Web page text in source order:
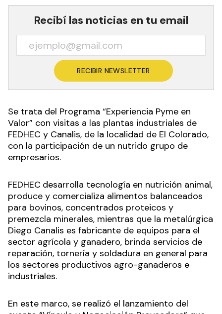
Recibí las noticias en tu email
RECIBIR NEWSLETTER
Se trata del Programa “Experiencia Pyme en
Valor” con visitas a las plantas industriales de
FEDHEC y Canalis, de la localidad de El Colorado,
con la participación de un nutrido grupo de
empresarios.
FEDHEC desarrolla tecnología en nutrición animal,
produce y comercializa alimentos balanceados
para bovinos, concentrados proteicos y
premezcla minerales, mientras que la metalúrgica
Diego Canalis es fabricante de equipos para el
sector agrícola y ganadero, brinda servicios de
reparación, tornería y soldadura en general para
los sectores productivos agro-ganaderos e
industriales.
En este marco, se realizó el lanzamiento del